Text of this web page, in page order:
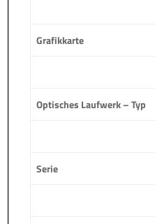
Grafikkarte
Optisches Laufwerk – Typ
Serie